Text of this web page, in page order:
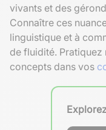
vivants et des
Connaître ces
linguistique et à
de fluidité.
concepts dans vos